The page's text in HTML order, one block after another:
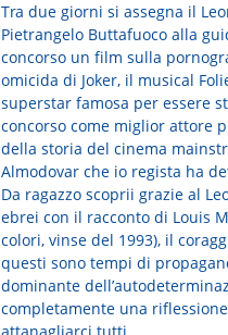
Tra due giorni si assegna il
Pietrangelo Buttafuoco alla
concorso un film sulla
omicida di Joker, il musical
superstar famosa per essere
concorso come miglior attore
della storia del cinema
Almodovar che io regista ha
Da ragazzo scoprii grazie al
ebrei con il racconto di Louis
colori, vinse del 1993), il
questi sono tempi di
dominante
completamente una